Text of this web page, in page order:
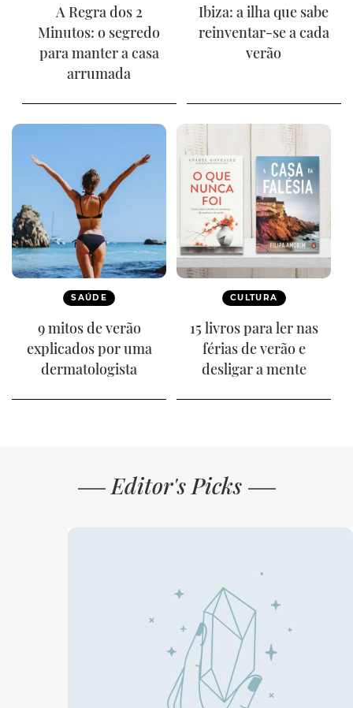
A Regra dos 2
Minutos: o segredo
para manter a casa
arrumada
Ibiza: a ilha que sabe
reinventar-se a cada
verão
SAÚDE
9 mitos de verão
explicados por uma
dermatologista
CULTURA
15 livros para ler nas
férias de verão e
desligar a mente
Editor's Picks